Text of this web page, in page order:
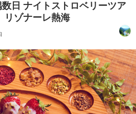
日 ナイトストロベリーツア
ゾナーレ熱海